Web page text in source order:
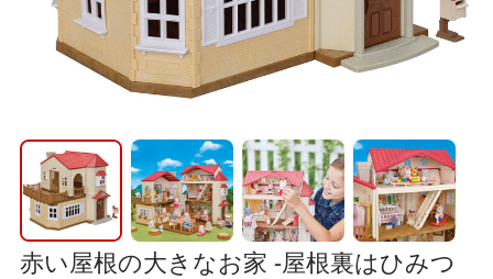
赤い屋根の大きなお家 -屋根裏はひみつ